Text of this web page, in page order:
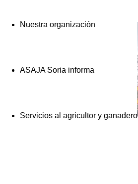
Nuestra organización
ASAJA Soria informa
Servicios al agricultor y ganadero